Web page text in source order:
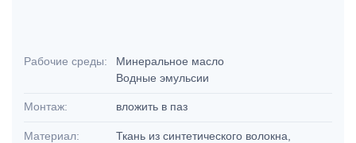
Рабочие среды:
Минеральное масло
Водные эмульсии
Монтаж: вложить в паз
Материал:
Ткань из синтетического волокна,